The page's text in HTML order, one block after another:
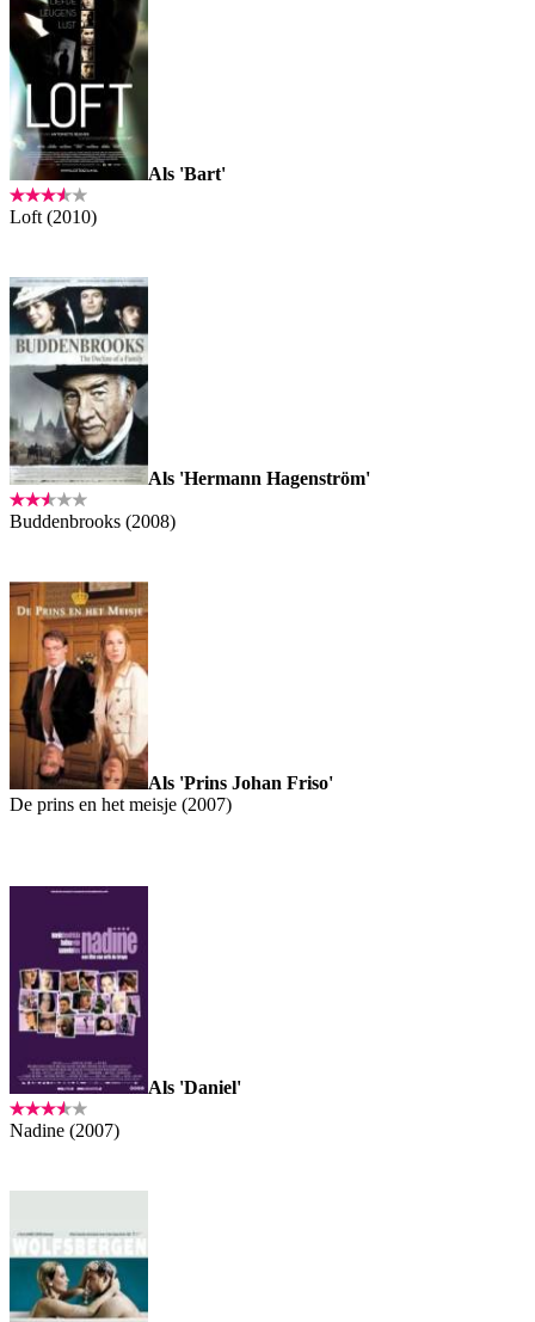
Als 'Bart'
Loft (2010)
Als 'Hermann Hagenström'
Buddenbrooks (2008)
Als 'Prins Johan Friso'
De prins en het meisje (2007)
Als 'Daniel'
Nadine (2007)